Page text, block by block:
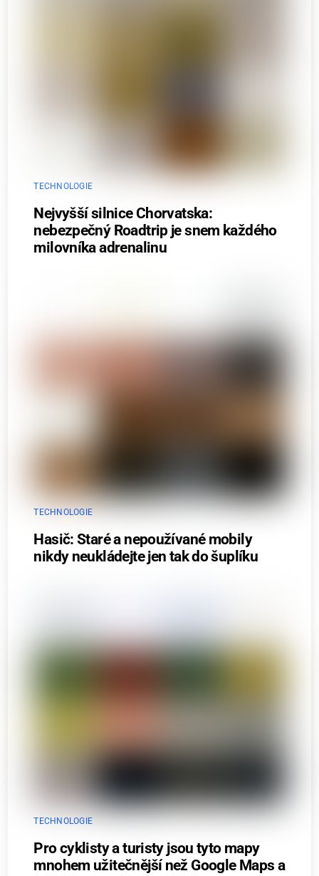
TECHNOLOGIE
Nejvyšší silnice Chorvatska:
nebezpečný Roadtrip je snem každého
milovníka adrenalinu
TECHNOLOGIE
Hasič: Staré a nepoužívané mobily
nikdy neukládejte jen tak do šuplíku
TECHNOLOGIE
Pro cyklisty a turisty jsou tyto mapy
mnohem užitečnější než Google Maps a